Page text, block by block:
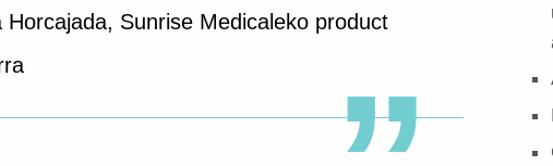
Horcajada, Sunrise Medicaleko product